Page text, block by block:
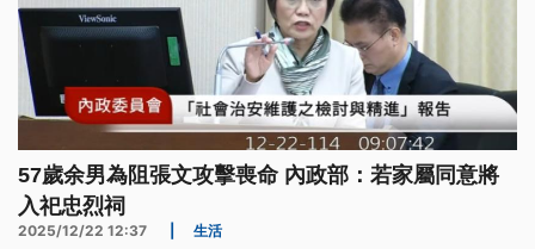
57歲余男為阻張文攻擊喪命 內政部：若家屬同意將
入祀忠烈祠
2025/12/22 12:37 生活